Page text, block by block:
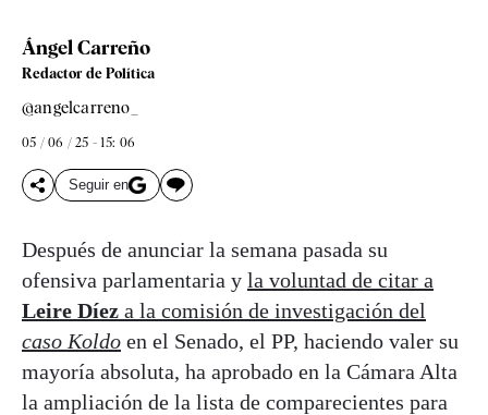
Ángel Carreño
Redactor de Política
@angelcarreno_
05 / 06 / 25 - 15: 06
Seguir en
Después de anunciar la semana pasada su
ofensiva parlamentaria y la voluntad de citar a
Leire Díez a la comisión de investigación del
caso Koldo en el Senado, el PP, haciendo valer su
mayoría absoluta, ha aprobado en la Cámara Alta
la ampliación de la lista de comparecientes para